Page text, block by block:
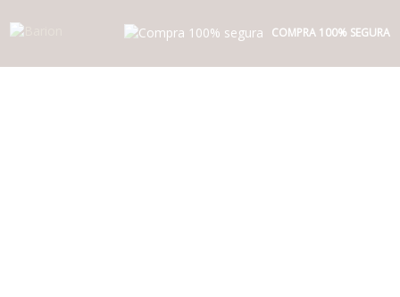
COMPRA 100% SEGURA
Entrega